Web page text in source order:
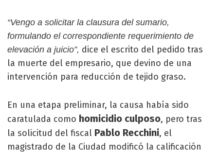
“Vengo a solicitar la clausura del sumario,
formulando el correspondiente requerimiento de
elevación a juicio”, dice el escrito del pedido tras
la muerte del empresario, que devino de una
intervención para reducción de tejido graso.
En una etapa preliminar, la causa había sido
caratulada como homicidio culposo, pero tras
la solicitud del fiscal Pablo Recchini, el
magistrado de la Ciudad modificó la calificación